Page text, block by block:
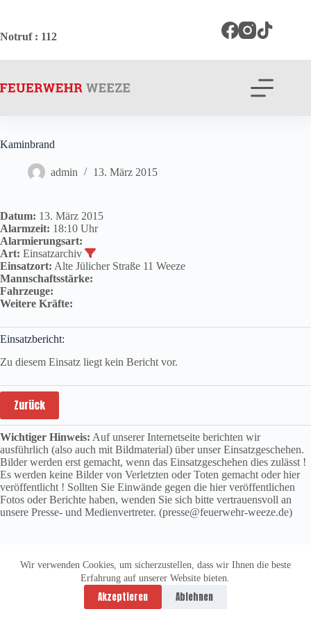
springen
Wir verwenden Cookies, um sicherzustellen, dass wir Ihnen die beste
Erfahrung auf unserer Website bieten.
Akzeptieren Ablehnen
Notruf: 112
Kaminbrand
admin 13. März 2015
Datum: 13. März 2015
Alarmzeit: 18:10 Uhr
Alarmierungsart:
Art: Einsatzarchiv
Einsatzort: Alte Jülicher Straße 11 Weeze
Mannschaftsstärke:
Fahrzeuge:
Weitere Kräfte:
Einsatzbericht:
Zu diesem Einsatz liegt kein Bericht vor.
Zurück
Wichtiger Hinweis: Auf unserer Internetseite berichten wir
ausführlich (also auch mit Bildmaterial) über unser Einsatzgeschehen.
Bilder werden erst gemacht, wenn das Einsatzgeschehen dies zulässt !
Es werden keine Bilder von Verletzten oder Toten gemacht oder hier
veröffentlicht ! Sollten Sie Einwände gegen die hier veröffentlichen
Fotos oder Berichte haben, wenden Sie sich bitte vertrauensvoll an
unsere Presse- und Medienvertreter. (presse@feuerwehr-weeze.de)
Datenschutzerklärung
Impressum
Copyright © 2026 -
vitolution